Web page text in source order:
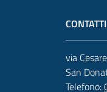
CONTATTI
via
San
Telefono: